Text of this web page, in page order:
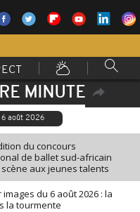
MINUTE
6 août 2026
du concours
de ballet sud-africain
aux jeunes talents
du 6 août 2026 : la
la tourmente